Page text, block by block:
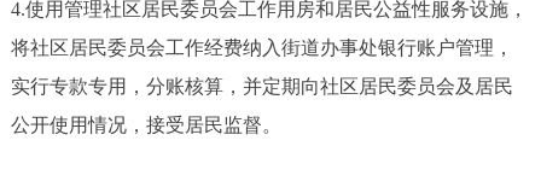
4.使用管理社区居民委员会工作用房和居民公益性服务设施，
将社区居民委员会工作经费纳入街道办事处银行账户管理，
实行专款专用，分账核算，并定期向社区居民委员会及居民
公开使用情况，接受居民监督。